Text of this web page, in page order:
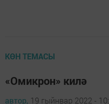
КӨН ТЕМАСЫ
«Омикрон» килә
автор, 19 гыйнвар 2022 -